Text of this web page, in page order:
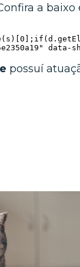
a baixo
possuí